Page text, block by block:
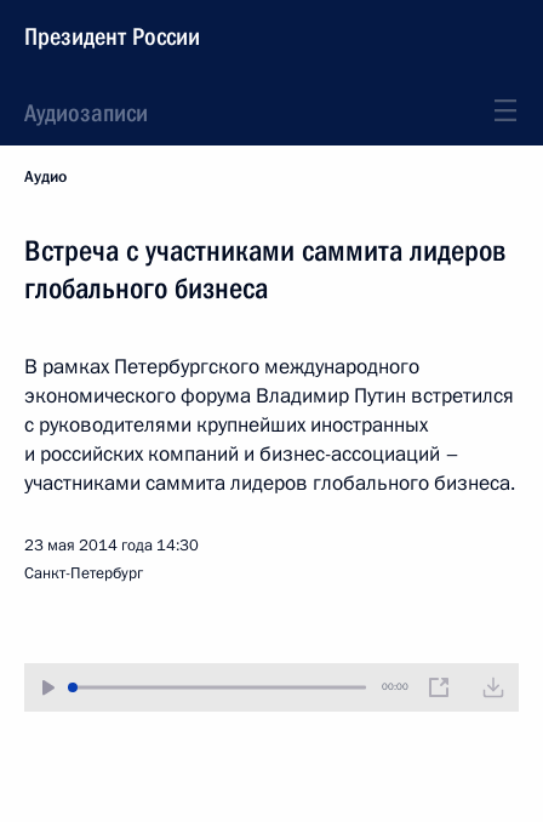
Президент России
Аудиозаписи
Аудио
Встреча с участниками саммита лидеров
глобального бизнеса
В рамках Петербургского международного
экономического форума Владимир Путин встретился
с руководителями крупнейших иностранных
и российских компаний и бизнес-ассоциаций –
участниками саммита лидеров глобального бизнеса.
23 мая 2014 года 14:30
Санкт-Петербург
00:00